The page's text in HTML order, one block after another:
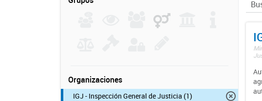
Organizaciones
IGJ - Inspección General de Justicia (1)